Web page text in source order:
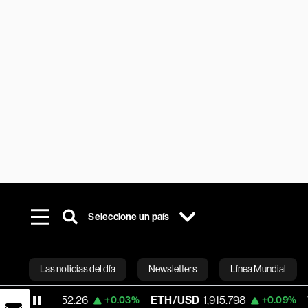
Seleccione un país
Las noticias del día Newsletters Línea Mundial
Bloomberg
ETH/USD 1,915.798 +0.09% Visa 362.50